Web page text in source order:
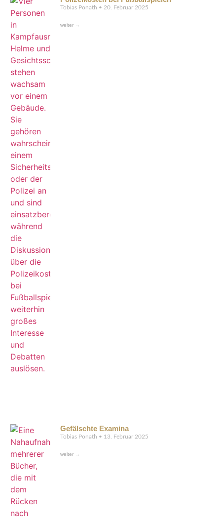
Tobias Ponath 20. Februar 2025
weiter →
Gefälschte Examina
Tobias Ponath 13. Februar 2025
weiter →